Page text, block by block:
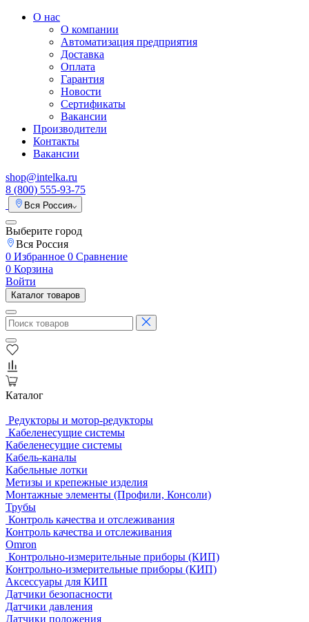
О нас
О компании
Автоматизация предприятия
Доставка
Оплата
Гарантия
Новости
Сертификаты
Вакансии
Производители
Контакты
Вакансии
shop@intelka.ru
8 (800) 555-93-75
Вся Россия
Выберите город
Вся Россия
0 Избранное 0 Сравнение
0 Корзина
Войти
Каталог товаров
Каталог
Редукторы и мотор-редукторы
Кабеленесущие системы
Кабеленесущие системы
Кабель-каналы
Кабельные лотки
Метизы и крепежные изделия
Монтажные элементы (Профили, Консоли)
Трубы
Контроль качества и отслеживания
Контроль качества и отслеживания
Omron
Контрольно-измерительные приборы (КИП)
Контрольно-измерительные приборы (КИП)
Аксессуары для КИП
Датчики безопасности
Датчики давления
Датчики положения